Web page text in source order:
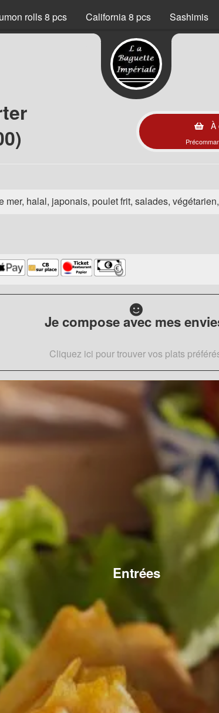
rolls 8 pcs California 8 pcs Sashimis
À
halal, japonais, poulet frit, salades,
Je compose avec mes
Cliquez ici pour trouver vos plats
Entrées